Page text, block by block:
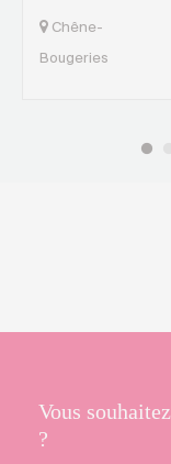
Chêne-
Bougeries
Vous
?